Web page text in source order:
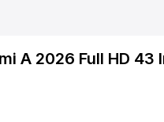
A 2026 Full HD 43